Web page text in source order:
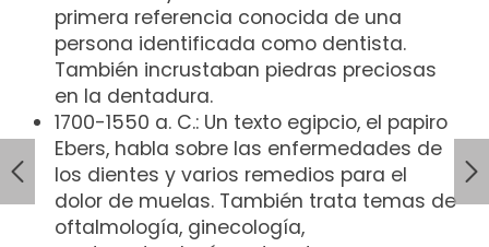
primera referencia conocida de una
persona identificada como dentista.
También incrustaban piedras preciosas
en la dentadura.
1700-1550 a. C.: Un texto egipcio, el papiro
Ebers, habla sobre las enfermedades de
los dientes y varios remedios para el
dolor de muelas. También trata temas de
oftalmología, ginecología,